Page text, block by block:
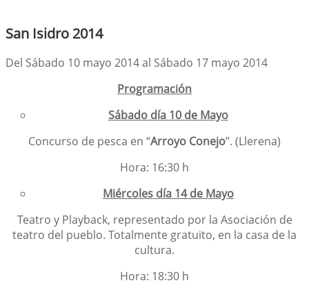
San Isidro 2014
Del Sábado 10 mayo 2014 al Sábado 17 mayo 2014
Programación
Sábado día 10 de Mayo
Concurso de pesca en “Arroyo Conejo”. (Llerena)
Hora: 16:30 h
Miércoles día 14 de Mayo
Teatro y Playback, representado por la Asociación de
teatro del pueblo. Totalmente gratuito, en la casa de la
cultura.
Hora: 18:30 h